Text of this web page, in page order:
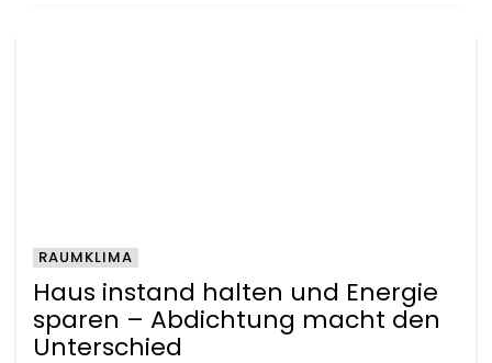
Haus instand halten und Energie
sparen – Abdichtung macht den
Unterschied
RAUMKLIMA